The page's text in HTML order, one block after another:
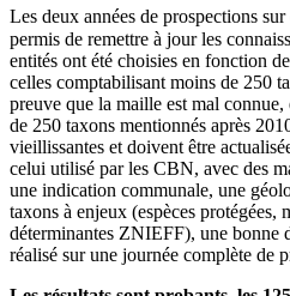
Les deux années de prospections
permis de remettre à jour les
entités ont été choisies en fonction
celles comptabilisant moins de 250
preuve que la maille est mal
de 250 taxons mentionnés après
vieillissantes et doivent être
celui utilisé par les CBN, avec des
une indication communale, une
taxons à enjeux (espèces protégées,
déterminantes ZNIEFF), une bonne
réalisé sur une journée complète de